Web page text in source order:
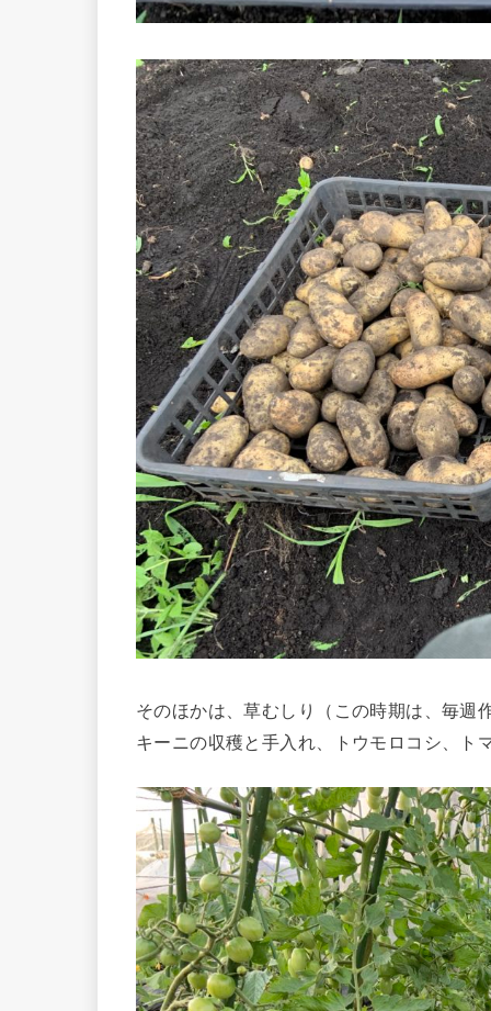
そのほかは、草むしり（この時期は、毎週
キーニの収穫と手入れ、トウモロコシ、ト